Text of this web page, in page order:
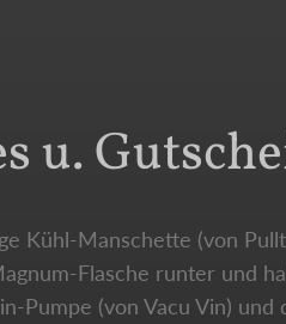
u.
Kühl-Manschette (von
Flasche runter und
Pumpe (von Vacu Vin) und